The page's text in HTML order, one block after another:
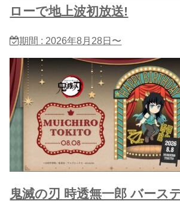
ローで地上波初放送!
期間 : 2026年8月28日〜
鬼滅の刃 時透無一郎 バース